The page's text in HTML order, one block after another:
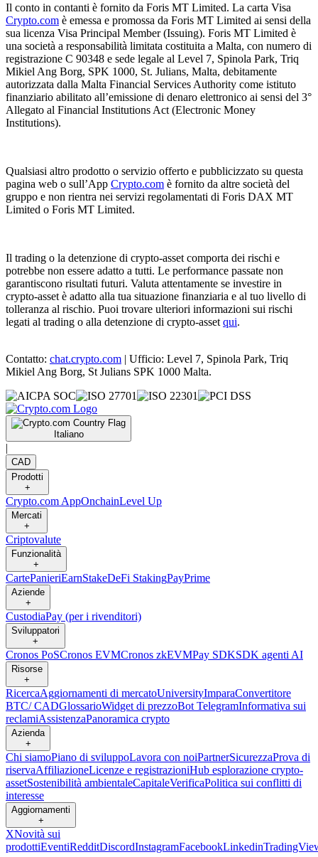
Il conto in contanti è fornito da Foris MT Limited. La carta Visa
Crypto.com è emessa e promossa da Foris MT Limited ai sensi della
sua licenza Visa Principal Member (Issuing). Foris MT Limited è
una società a responsabilità limitata costituita a Malta, con numero di
registrazione C 90348 e sede legale al Level 7, Spinola Park, Triq
Mikiel Ang Borg, SPK 1000, St. Julians, Malta, debitamente
autorizzata dalla Malta Financial Services Authority come istituto
finanziario abilitato all’emissione di denaro elettronico ai sensi del 3°
Allegato al Financial Institutions Act (Electronic Money
Institutions).
Qualsiasi altro prodotto o servizio offerto e pubblicizzato su questa
pagina web o sull’App Crypto.com è fornito da altre società del
gruppo e non rientra nei servizi regolamentati di Foris DAX MT
Limited o Foris MT Limited.
Il trading o la detenzione di crypto-asset comporta dei rischi e
potrebbe non essere adatto a tutti. Le performance passate non
garantiscono risultati futuri. Valuta attentamente se investire in
crypto-asset è adatto alla tua situazione finanziaria e al tuo livello di
tolleranza al rischio. Puoi trovare ulteriori informazioni sui rischi
legati al trading o alla detenzione di crypto-asset qui.
Contatto: chat.crypto.com | Ufficio: Level 7, Spinola Park, Triq
Mikiel Ang Borg, St Julians SPK 1000 Malta.
Italiano
|
CAD
Prodotti
+
Crypto.com AppOnchainLevel Up
Mercati
+
Criptovalute
Funzionalità
+
CartePanieriEarnStakeDeFi StakingPayPrime
Aziende
+
CustodiaPay (per i rivenditori)
Sviluppatori
+
Cronos PoSCronos EVMCronos zkEVMPay SDKSDK agenti AI
Risorse
+
RicercaAggiornamenti di mercatoUniversityImparaConvertitore
BTC/ CADGlossarioWidget di prezzoBot TelegramInformativa sui
reclamiAssistenzaPanoramica crypto
Azienda
+
Chi siamoPiano di sviluppoLavora con noiPartnerSicurezzaProva di
riservaAffiliazioneLicenze e registrazioniHub esplorazione crypto-
assetSostenibilità ambientaleCapitaleVerificaPolitica sui conflitti di
interesse
Aggiornamenti
+
XNovità sui
prodottiEventiRedditDiscordInstagramFacebookLinkedin